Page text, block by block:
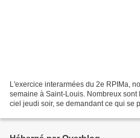
L'exercice interarmées du 2e RPIMa,
semaine à Saint-Louis. Nombreux
ciel jeudi soir, se demandant ce qui se